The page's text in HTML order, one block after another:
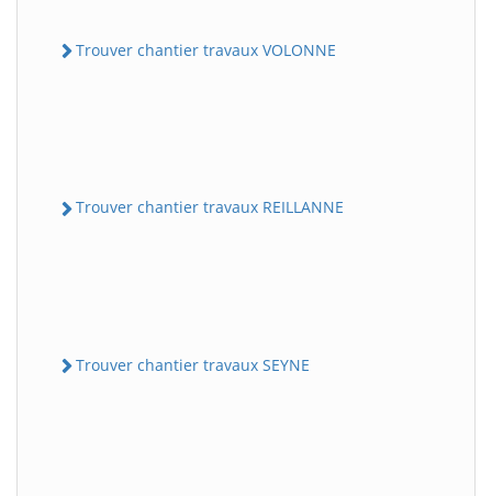
Trouver chantier travaux VOLONNE
Trouver chantier travaux REILLANNE
Trouver chantier travaux SEYNE